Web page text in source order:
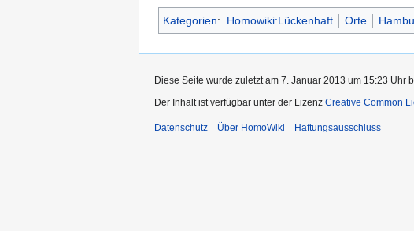
Kategorien: Homowiki:Lückenhaft Orte
Diese Seite wurde zuletzt am 7. Januar 2013 um 15:23 Uhr
Der Inhalt ist verfügbar unter der Lizenz Creative Common
Datenschutz Über HomoWiki Haftungsausschluss